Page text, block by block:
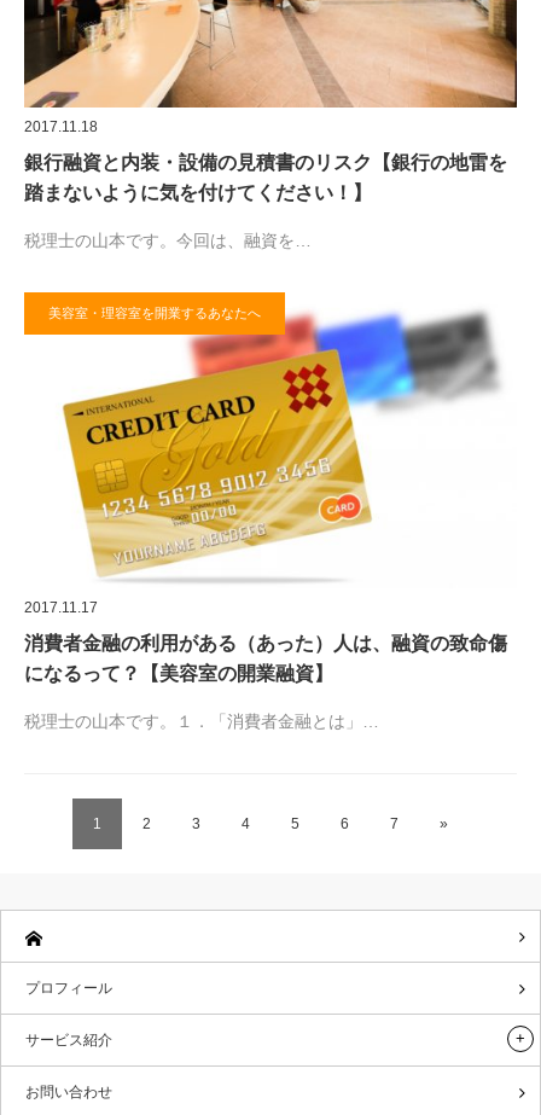
2017.11.18
銀行融資と内装・設備の見積書のリスク【銀行の地雷を
踏まないように気を付けてください！】
税理士の山本です。今回は、融資を…
美容室・理容室を開業するあなたへ
2017.11.17
消費者金融の利用がある（あった）人は、融資の致命傷
になるって？【美容室の開業融資】
税理士の山本です。１．「消費者金融とは」…
1 2 3 4 5 6 7 »
プロフィール
サービス紹介
お問い合わせ